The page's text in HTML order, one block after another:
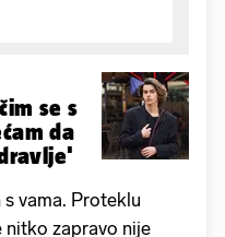
se s
da
vama. Proteklu
zapravo nije